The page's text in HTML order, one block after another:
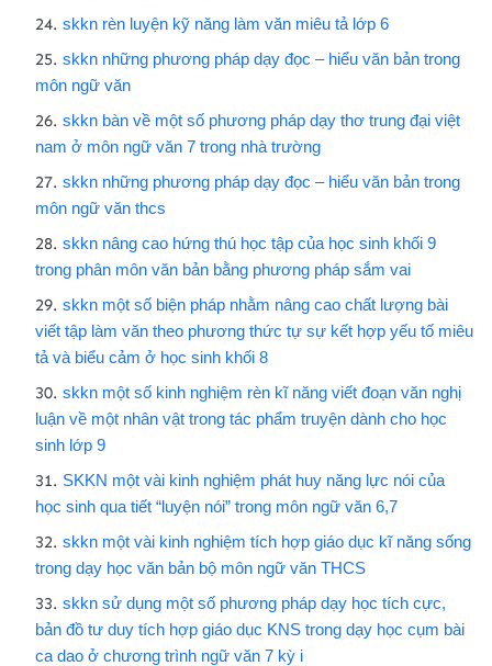
skkn rèn luyện kỹ năng làm văn miêu tả lớp 6
skkn những phương pháp dạy đọc – hiểu văn bản trong
môn ngữ văn
skkn bàn về một số phương pháp dạy thơ trung đại việt
nam ở môn ngữ văn 7 trong nhà trường
skkn những phương pháp dạy đọc – hiểu văn bản trong
môn ngữ văn thcs
skkn nâng cao hứng thú học tập của học sinh khối 9
trong phân môn văn bản bằng phương pháp sắm vai
skkn một số biện pháp nhằm nâng cao chất lượng bài
viết tập làm văn theo phương thức tự sự kết hợp yếu tố miêu
tả và biểu cảm ở học sinh khối 8
skkn một số kinh nghiệm rèn kĩ năng viết đoạn văn nghị
luận về một nhân vật trong tác phẩm truyện dành cho học
sinh lớp 9
SKKN một vài kinh nghiệm phát huy năng lực nói của
học sinh qua tiết “luyện nói” trong môn ngữ văn 6,7
skkn một vài kinh nghiệm tích hợp giáo dục kĩ năng sống
trong dạy học văn bản bộ môn ngữ văn THCS
skkn sử dụng một số phương pháp dạy học tích cực,
bản đồ tư duy tích hợp giáo dục KNS trong dạy học cụm bài
ca dao ở chương trình ngữ văn 7 kỳ i